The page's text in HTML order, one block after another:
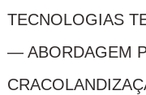
TECNOLOGIAS
— ABORDAGEM